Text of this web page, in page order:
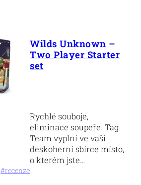
Wilds Unknown –
Two Player Starter
set
Rychlé souboje,
eliminace soupeře. Tag
Team vyplní ve vaší
deskoherní sbírce místo,
o kterém jste…
#recenze